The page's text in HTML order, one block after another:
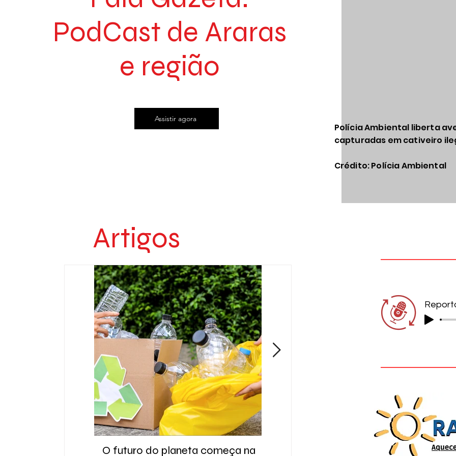
PodCast de Araras
e região
Assistir agora
Polícia Ambiental liberta
capturadas em cativeiro
Crédito: Polícia Ambiental
O futuro do planeta começa na A cidade das respostas que ainda
Artigos